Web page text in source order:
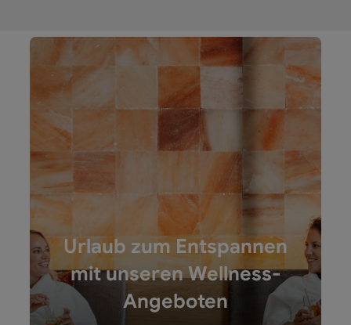
Urlaub zum Entspannen
mit unseren Wellness-
Angeboten